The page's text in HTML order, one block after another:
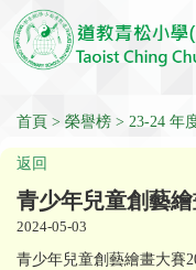
首頁 榮譽榜 23-24 年
返回
青少年兒童創藝
2024-05-03
青少年兒童創藝繪畫大賽